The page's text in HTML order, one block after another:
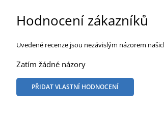
Hodnocení zákazníků
Uvedené recenze jsou nezávislým názorem
Zatím žádné názory
PŘIDAT VLASTNÍ HODNOCENÍ